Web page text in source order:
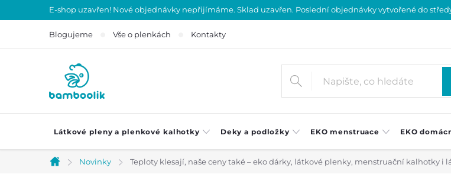
na
E-shop uzavřen! Nové objednávky nepřijímáme. Sklad uzavřen. Poslední objednávky vytvořené do středy
Blogujeme Vše o plenkách Kontakty
Látkové pleny a plenkové kalhotky Deky a podložky EKO menstruace EKO
Domů
Novinky Teploty klesají, naše ceny také – eko dárky, látkové plenky, menstruační kalhotky i